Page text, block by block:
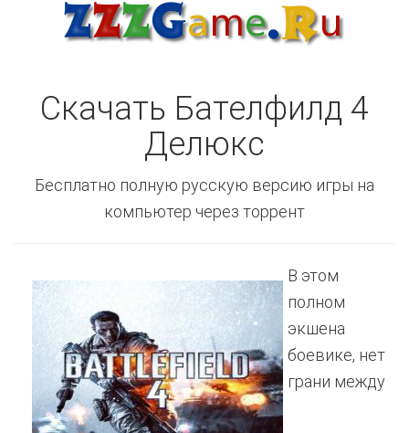
Скачать Бателфилд 4
Делюкс
Бесплатно полную русскую версию игры на
компьютер через торрент
В этом
полном
экшена
боевике, нет
грани между